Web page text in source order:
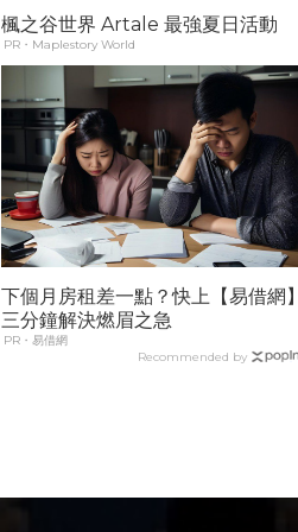
楓之谷世界 Artale 最強夏日活動
PR・Maplestory World
下個月房租差一點？快上【易借網
三分鐘解決燃眉之急
PR・易借網
Recommended by